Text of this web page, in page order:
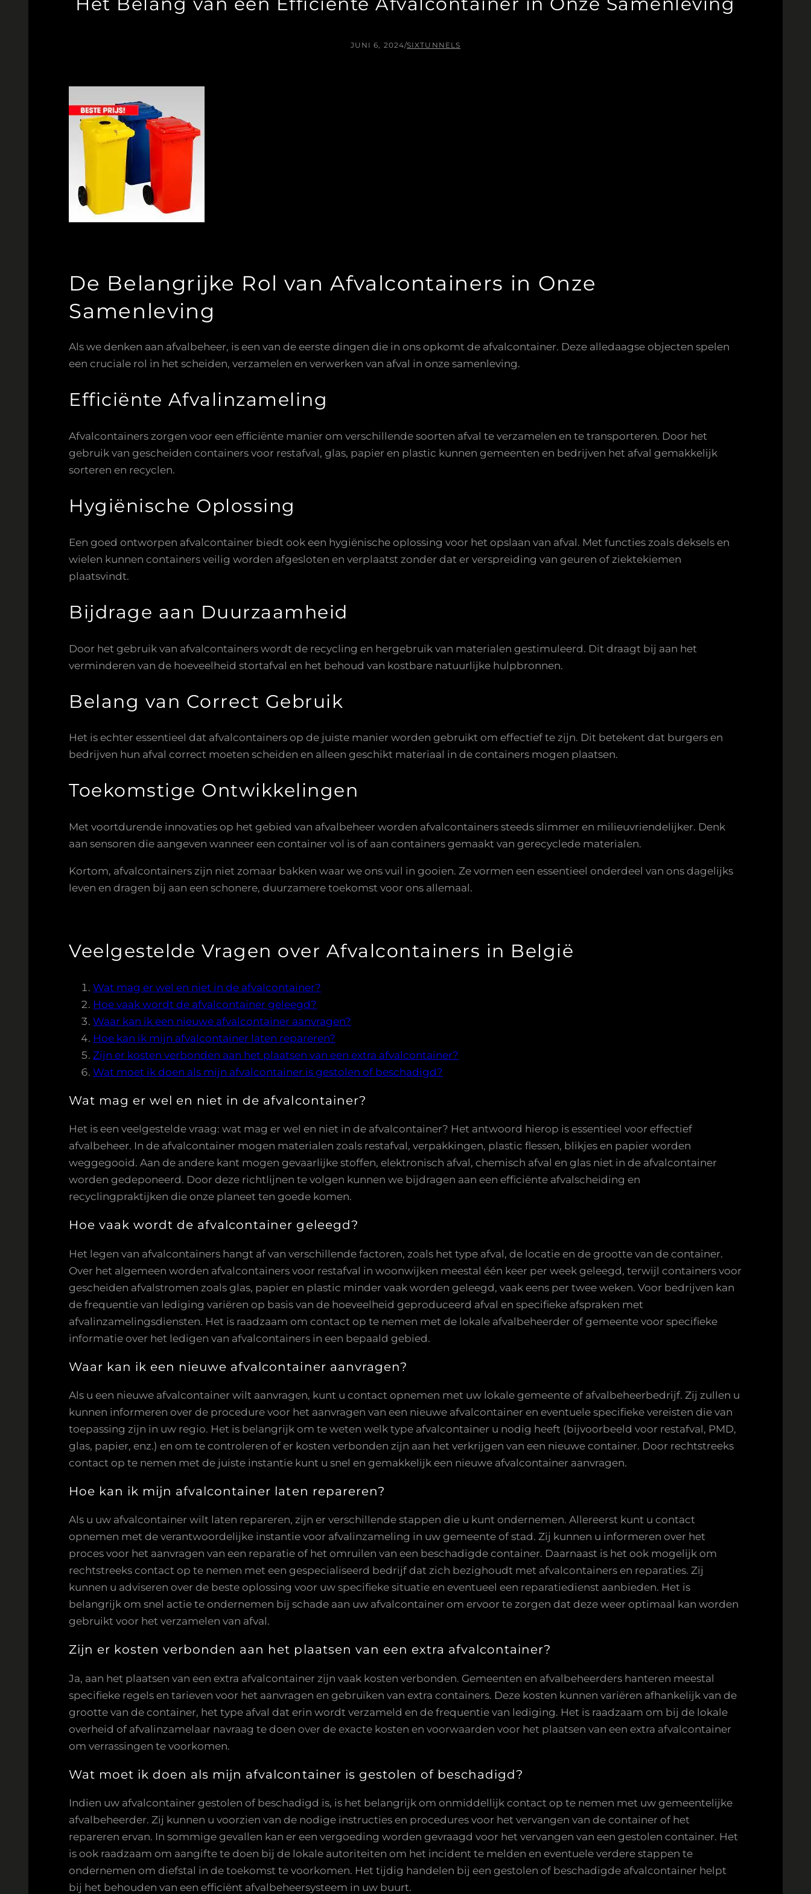
JUNI 6, 2024/SIXTUNNELS
De Belangrijke Rol van Afvalcontainers in Onze
Samenleving
Als we denken aan afvalbeheer, is een van de eerste dingen die in ons opkomt de afvalcontainer. Deze alledaagse objecten spelen
een cruciale rol in het scheiden, verzamelen en verwerken van afval in onze samenleving.
Efficiënte Afvalinzameling
Afvalcontainers zorgen voor een efficiënte manier om verschillende soorten afval te verzamelen en te transporteren. Door het
gebruik van gescheiden containers voor restafval, glas, papier en plastic kunnen gemeenten en bedrijven het afval gemakkelijk
sorteren en recyclen.
Hygiënische Oplossing
Een goed ontworpen afvalcontainer biedt ook een hygiënische oplossing voor het opslaan van afval. Met functies zoals deksels en
wielen kunnen containers veilig worden afgesloten en verplaatst zonder dat er verspreiding van geuren of ziektekiemen
plaatsvindt.
Bijdrage aan Duurzaamheid
Door het gebruik van afvalcontainers wordt de recycling en hergebruik van materialen gestimuleerd. Dit draagt bij aan het
verminderen van de hoeveelheid stortafval en het behoud van kostbare natuurlijke hulpbronnen.
Belang van Correct Gebruik
Het is echter essentieel dat afvalcontainers op de juiste manier worden gebruikt om effectief te zijn. Dit betekent dat burgers en
bedrijven hun afval correct moeten scheiden en alleen geschikt materiaal in de containers mogen plaatsen.
Toekomstige Ontwikkelingen
Met voortdurende innovaties op het gebied van afvalbeheer worden afvalcontainers steeds slimmer en milieuvriendelijker. Denk
aan sensoren die aangeven wanneer een container vol is of aan containers gemaakt van gerecyclede materialen.
Kortom, afvalcontainers zijn niet zomaar bakken waar we ons vuil in gooien. Ze vormen een essentieel onderdeel van ons dagelijks
leven en dragen bij aan een schonere, duurzamere toekomst voor ons allemaal.
Veelgestelde Vragen over Afvalcontainers in België
Wat mag er wel en niet in de afvalcontainer?
Hoe vaak wordt de afvalcontainer geleegd?
Waar kan ik een nieuwe afvalcontainer aanvragen?
Hoe kan ik mijn afvalcontainer laten repareren?
Zijn er kosten verbonden aan het plaatsen van een extra afvalcontainer?
Wat moet ik doen als mijn afvalcontainer is gestolen of beschadigd?
Wat mag er wel en niet in de afvalcontainer?
Het is een veelgestelde vraag: wat mag er wel en niet in de afvalcontainer? Het antwoord hierop is essentieel voor effectief
afvalbeheer. In de afvalcontainer mogen materialen zoals restafval, verpakkingen, plastic flessen, blikjes en papier worden
weggegooid. Aan de andere kant mogen gevaarlijke stoffen, elektronisch afval, chemisch afval en glas niet in de afvalcontainer
worden gedeponeerd. Door deze richtlijnen te volgen kunnen we bijdragen aan een efficiënte afvalscheiding en
recyclingpraktijken die onze planeet ten goede komen.
Hoe vaak wordt de afvalcontainer geleegd?
Het legen van afvalcontainers hangt af van verschillende factoren, zoals het type afval, de locatie en de grootte van de container.
Over het algemeen worden afvalcontainers voor restafval in woonwijken meestal één keer per week geleegd, terwijl containers voor
gescheiden afvalstromen zoals glas, papier en plastic minder vaak worden geleegd, vaak eens per twee weken. Voor bedrijven kan
de frequentie van lediging variëren op basis van de hoeveelheid geproduceerd afval en specifieke afspraken met
afvalinzamelingsdiensten. Het is raadzaam om contact op te nemen met de lokale afvalbeheerder of gemeente voor specifieke
informatie over het ledigen van afvalcontainers in een bepaald gebied.
Waar kan ik een nieuwe afvalcontainer aanvragen?
Als u een nieuwe afvalcontainer wilt aanvragen, kunt u contact opnemen met uw lokale gemeente of afvalbeheerbedrijf. Zij zullen u
kunnen informeren over de procedure voor het aanvragen van een nieuwe afvalcontainer en eventuele specifieke vereisten die van
toepassing zijn in uw regio. Het is belangrijk om te weten welk type afvalcontainer u nodig heeft (bijvoorbeeld voor restafval, PMD,
glas, papier, enz.) en om te controleren of er kosten verbonden zijn aan het verkrijgen van een nieuwe container. Door rechtstreeks
contact op te nemen met de juiste instantie kunt u snel en gemakkelijk een nieuwe afvalcontainer aanvragen.
Hoe kan ik mijn afvalcontainer laten repareren?
Als u uw afvalcontainer wilt laten repareren, zijn er verschillende stappen die u kunt ondernemen. Allereerst kunt u contact
opnemen met de verantwoordelijke instantie voor afvalinzameling in uw gemeente of stad. Zij kunnen u informeren over het
proces voor het aanvragen van een reparatie of het omruilen van een beschadigde container. Daarnaast is het ook mogelijk om
rechtstreeks contact op te nemen met een gespecialiseerd bedrijf dat zich bezighoudt met afvalcontainers en reparaties. Zij
kunnen u adviseren over de beste oplossing voor uw specifieke situatie en eventueel een reparatiedienst aanbieden. Het is
belangrijk om snel actie te ondernemen bij schade aan uw afvalcontainer om ervoor te zorgen dat deze weer optimaal kan worden
gebruikt voor het verzamelen van afval.
Zijn er kosten verbonden aan het plaatsen van een extra afvalcontainer?
Ja, aan het plaatsen van een extra afvalcontainer zijn vaak kosten verbonden. Gemeenten en afvalbeheerders hanteren meestal
specifieke regels en tarieven voor het aanvragen en gebruiken van extra containers. Deze kosten kunnen variëren afhankelijk van de
grootte van de container, het type afval dat erin wordt verzameld en de frequentie van lediging. Het is raadzaam om bij de lokale
overheid of afvalinzamelaar navraag te doen over de exacte kosten en voorwaarden voor het plaatsen van een extra afvalcontainer
om verrassingen te voorkomen.
Wat moet ik doen als mijn afvalcontainer is gestolen of beschadigd?
Indien uw afvalcontainer gestolen of beschadigd is, is het belangrijk om onmiddellijk contact op te nemen met uw gemeentelijke
afvalbeheerder. Zij kunnen u voorzien van de nodige instructies en procedures voor het vervangen van de container of het
repareren ervan. In sommige gevallen kan er een vergoeding worden gevraagd voor het vervangen van een gestolen container. Het
is ook raadzaam om aangifte te doen bij de lokale autoriteiten om het incident te melden en eventuele verdere stappen te
ondernemen om diefstal in de toekomst te voorkomen. Het tijdig handelen bij een gestolen of beschadigde afvalcontainer helpt
bij het behouden van een efficiënt afvalbeheersysteem in uw buurt.